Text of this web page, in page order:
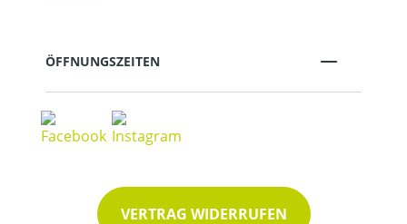
ÖFFNUNGSZEITEN
VERTRAG WIDERRUFEN